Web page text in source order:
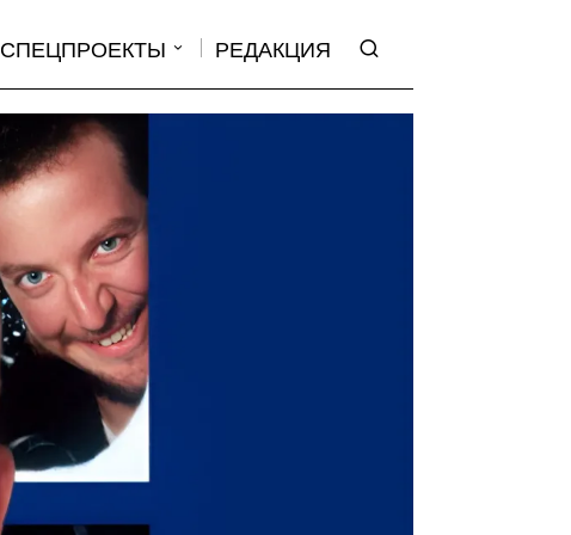
СПЕЦПРОЕКТЫ РЕДАКЦИЯ